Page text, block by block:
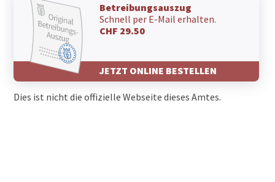
Betreibungsauszug
Schnell per E-Mail erhalten.
CHF 29.50
JETZT ONLINE BESTELLEN
Dies ist nicht die offizielle Webseite dieses Amtes.